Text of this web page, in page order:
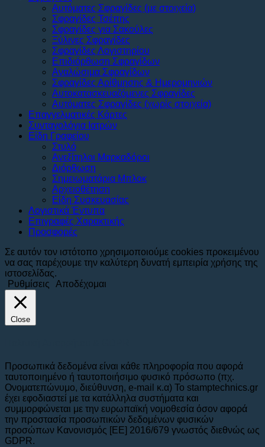
Αυτόματες Σφραγίδες (με στοιχεία)
Σφραγίδες Τσέπης
Σφραγίδες για Σακούλες
Ξύλινες Σφραγίδες
Σφραγίδες Λογιστηρίου
Επιδιόρθωση Σφραγίδων
Αναλώσιμα Σφραγίδων
Σφραγίδες Αρίθμησης & Ημερομηνιών
Αυτοκατασκευαζόμενες Σφραγίδες
Αυτόματες Σφραγίδες (χωρίς στοιχεία)
Επαγγελματικές Κάρτες
Συνταγολόγια Ιατρών
Είδη Γραφείου
Στυλό
Ανεξίτηλοι Μαρκαδόροι
Διόρθωση
Σημειωματάρια Μπλοκ
Αρχειοθέτηση
Είδη Συσκευασίας
Λογιστικά Έντυπα
Επιγραφές Χαρακτικής
Προσφορές
Σε αυτόν τον ιστότοπο χρησιμοποιούμε cookies προκειμένου
να σας παρέχουμε την καλύτερη δυνατή εμπειρία χρήσης της
ιστοσελίδας.
Ρυθμίσεις
Αποδέχομαι
Close
Προσωπικά δεδομένα είναι κάθε πληροφορία που αφορά
ταυτοποιημένο ή ταυτοποιήσιμο φυσικό πρόσωπο (πχ.
Ονοματεπώνυμο, διεύθυνση, e-mail κ.α) To stamptechnics.gr
έχει εφοδιαστεί με τα κατάλληλα συστήματα και
συμμορφώνεται με την ευρωπαϊκή νομοθεσία όσον αφορά
την προστασία προσωπικών δεδομένων φυσικών
προσώπων Κανονισμός [ΕΕ] 2016/679 γνωστός διεθνώς ως
GDPR.